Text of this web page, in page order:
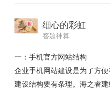
细心的彩虹
答题神算
一：手机官方网站结构
企业手机网站建设是为了方
建设结构要有条理。海之睿